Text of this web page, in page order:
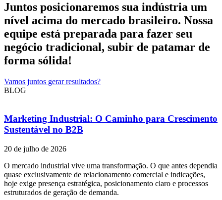
Juntos posicionaremos sua indústria um
nível acima do mercado brasileiro. Nossa
equipe está preparada para fazer seu
negócio tradicional, subir de patamar de
forma sólida!
Vamos juntos gerar resultados?
BLOG
Marketing Industrial: O Caminho para Crescimento
Sustentável no B2B
20 de julho de 2026
O mercado industrial vive uma transformação. O que antes dependia
quase exclusivamente de relacionamento comercial e indicações,
hoje exige presença estratégica, posicionamento claro e processos
estruturados de geração de demanda.